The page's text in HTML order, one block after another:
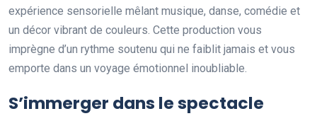
expérience sensorielle mêlant musique, danse, comédie et
un décor vibrant de couleurs. Cette production vous
imprègne d’un rythme soutenu qui ne faiblit jamais et vous
emporte dans un voyage émotionnel inoubliable.
S’immerger dans le spectacle